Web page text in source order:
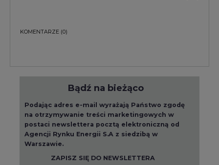
KOMENTARZE (0)
Bądź na bieżąco
Podając adres e-mail wyrażają Państwo zgodę
na otrzymywanie treści marketingowych w
postaci newslettera pocztą elektroniczną od
Agencji Rynku Energii S.A z siedzibą w
Warszawie.
ZAPISZ SIĘ DO NEWSLETTERA